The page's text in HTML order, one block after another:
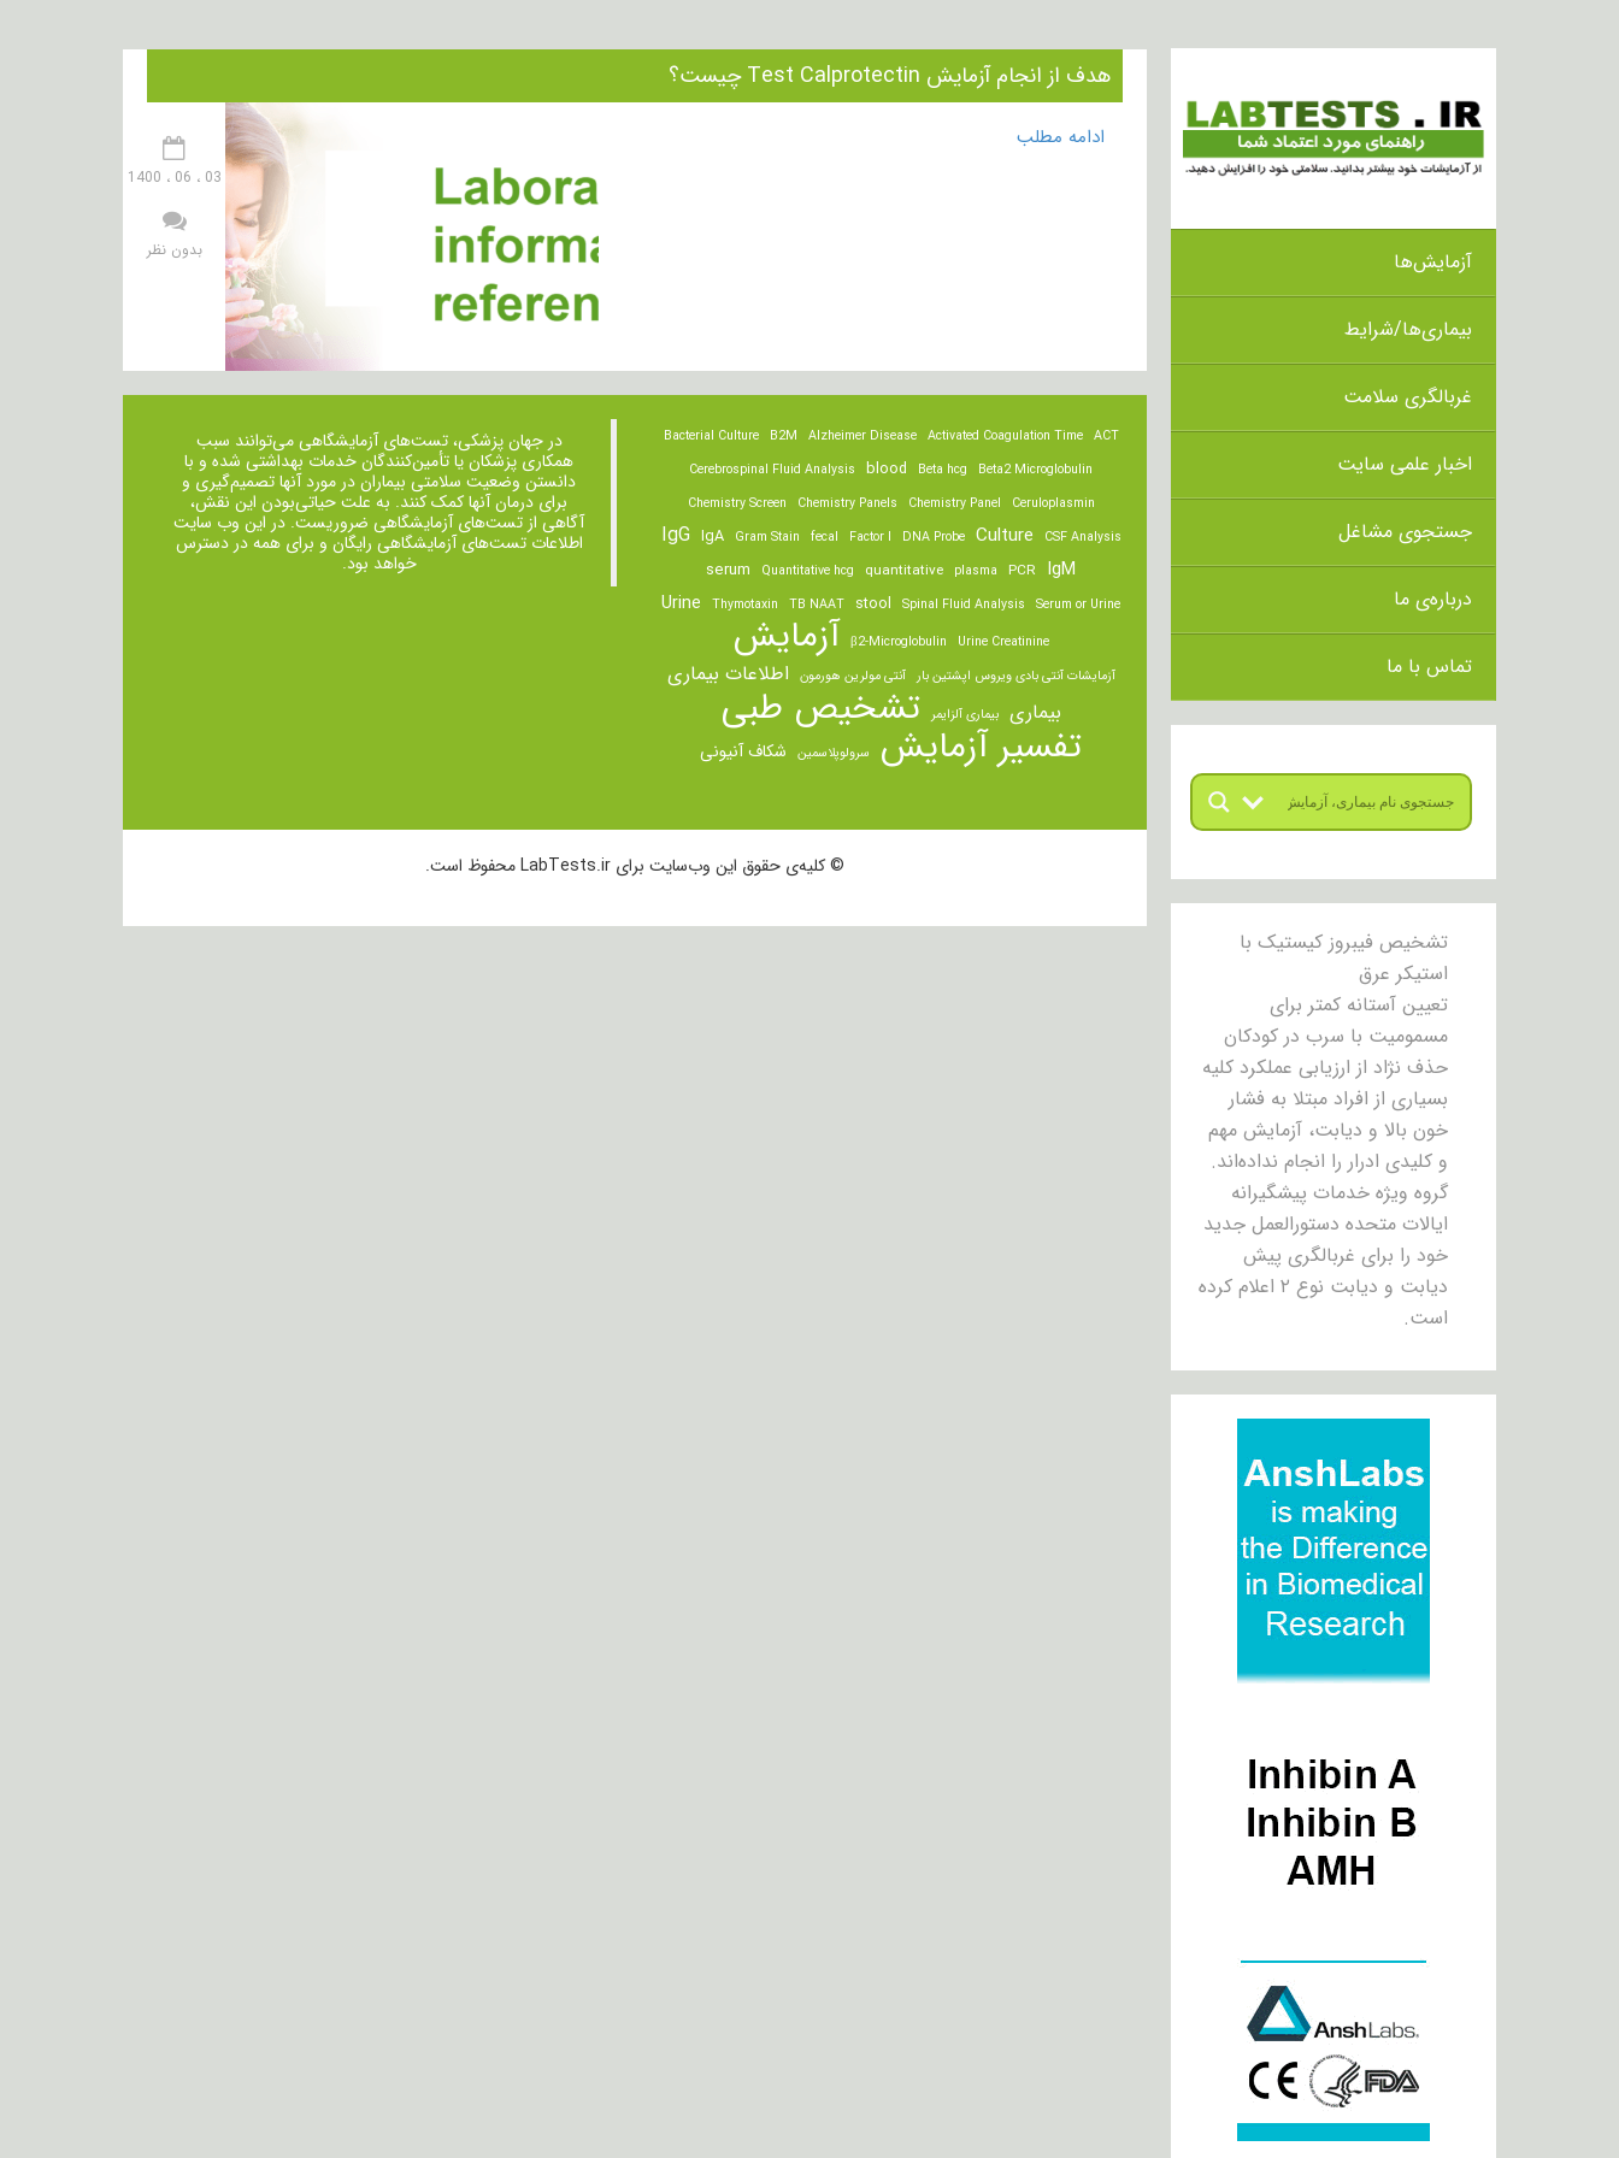
آزمایش‌ها
بیماری‌ها/شرایط
غربالگری سلامت
اخبار علمی سایت
جستجوی مشاغل
درباره‌ی ما
تماس با ما
تشخیص فیبروز کیستیک با
استیکر عرق
تعیین آستانه کمتر برای
مسمومیت با سرب در کودکان
حذف نژاد از ارزیابی عملکرد کلیه
بسیاری از افراد مبتلا به فشار
خون بالا و دیابت، آزمایش مهم
و کلیدی ادرار را انجام نداده‌اند.
گروه ویژه خدمات پیشگیرانه
ایالات متحده دستورالعمل جدید
خود را برای غربالگری پیش
دیابت و دیابت نوع ۲ اعلام کرده
است.
هدف از انجام آزمایش Test Calprotectin چیست؟
03 ، 06 ، 1400
بدون نظر
ادامه مطلب
ACT
Activated Coagulation Time
Alzheimer Disease
B2M
Bacterial Culture
Beta2 Microglobulin
Beta hcg
blood
Cerebrospinal Fluid Analysis
Ceruloplasmin
Chemistry Panel
Chemistry Panels
Chemistry Screen
CSF Analysis
Culture
DNA Probe
Factor I
fecal
Gram Stain
IgA
IgG
IgM
PCR
plasma
quantitative
Quantitative hcg
serum
Serum or Urine
Spinal Fluid Analysis
stool
TB NAAT
Thymotaxin
Urine
Urine Creatinine
β2-Microglobulin آزمایش
آزمایشات آنتی بادی ویروس اپشتین بار آنتی مولرین هورمون اطلاعات بیماری
بیماری بیماری آلزایمر تشخیص طبی
تفسیر آزمایش سرولوپلاسمین شکاف آنیونی
در جهان پزشکی، تست‌های آزمایشگاهی می‌توانند سبب
همکاری پزشکان یا تأمین‌کنندگان خدمات بهداشتی شده و با
دانستن وضعیت سلامتی بیماران در مورد آنها تصمیم‌گیری و
برای درمان ‌آنها کمک کنند. به علت حیاتی‌بودن این نقش،
آگاهی از تست‌های آزمایشگاهی ضروریست. در این وب سایت
اطلاعات تست‌های آزمایشگاهی رایگان و برای همه در دسترس
خواهد بود.
© کلیه‌ی حقوق این وب‌سایت برای LabTests.ir محفوظ است.